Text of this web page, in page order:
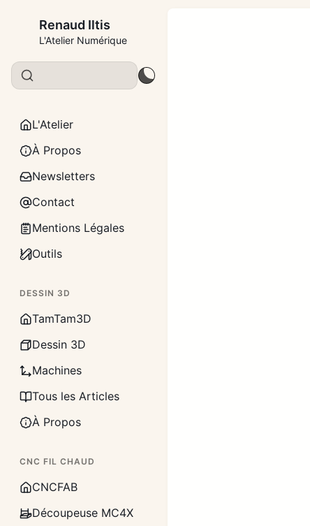
Renaud Iltis
L'Atelier Numérique
L'Atelier
À Propos
Newsletters
Contact
Mentions Légales
Outils
DESSIN 3D
TamTam3D
Dessin 3D
Machines
Tous les Articles
À Propos
CNC FIL CHAUD
CNCFAB
Découpeuse MC4X